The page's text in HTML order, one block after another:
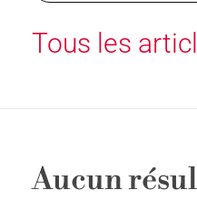
Tous les
Aucun